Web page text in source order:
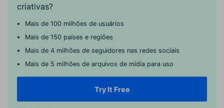
criativas?
Mais de 100 milhões de usuários
Mais de 150 países e regiões
Mais de 4 milhões de seguidores nas redes sociais
Mais de 5 milhões de arquivos de mídia para uso
Try It Free